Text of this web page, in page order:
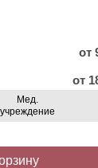
от
от
Мед.
учреждение